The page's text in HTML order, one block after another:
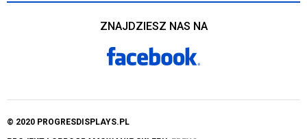
ZNAJDZIESZ NAS NA
© 2020 PROGRESDISPLAYS.PL